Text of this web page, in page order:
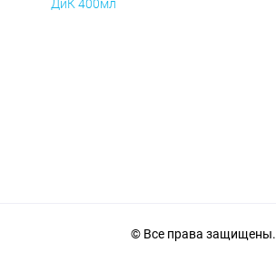
ДиК 400мл
© Все права защищены.